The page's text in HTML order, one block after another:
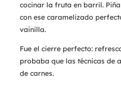
cocinar la fruta en barril.
con ese caramelizado
vainilla.
Fue el cierre perfecto:
probaba que las técnicas de
de carnes.